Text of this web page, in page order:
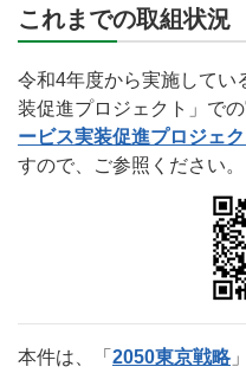
これまでの取組状況
令和4年度から実施してい
装促進プロジェクト」での
ービス実装促進プロジェ
すので、ご参照ください。
本件は、「 2050東京戦略